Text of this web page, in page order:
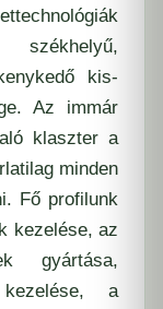
kis-
Az immár
klaszter a
minden
Fő profilunk
kezelése, az
gyártása,
a